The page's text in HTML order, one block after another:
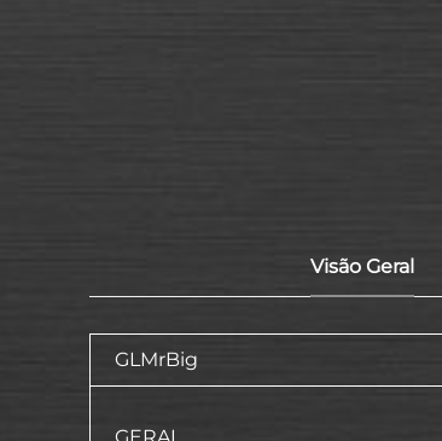
Visão Geral
GLMrBig